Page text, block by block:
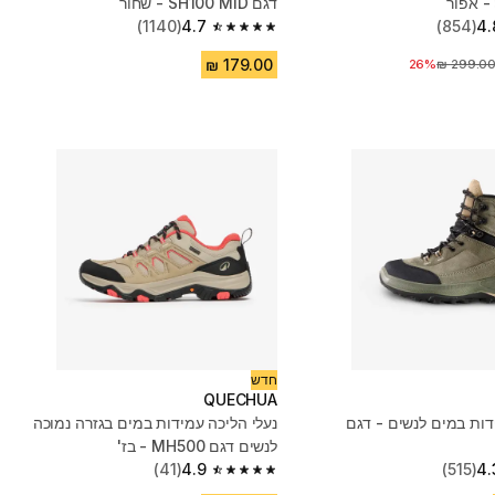
(854)
מחיר לפני הנחה
26%
4.7
4.7 out of 5 stars from 1140 reviews
(1140)
במים לנשים - דגם
(515)
חדש
QUECHUA
נעלי הליכה עמידות במים בגזרה נמוכה
לנשים דגם MH500 - בז'
4.9
4.9 out of 5 stars from 41 reviews
(41)